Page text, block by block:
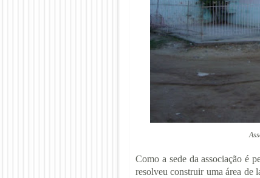
Como a sede da associação é
resolveu construir uma área de